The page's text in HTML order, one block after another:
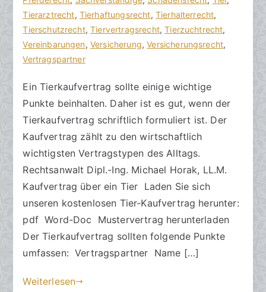
a
n
w
ä
t
e
n
t
l
i
h
t
a
m
u
l
i
2
0
4
Tierarztrecht, Tierhaftungsrecht, Tierhalterrecht,
Tierschutzrecht,Tiervertragsrecht,Tierzuchtrecht,
Vereinbarungen, Versicherung,Versicherungsrecht,
Vertragspartner
e
zu
Kaufvertrag
beim
gestalten
Ein Tierkaufvertrag sollte einige wichtige
Punkte beinhalten. Daher ist es gut, wenn der
Tierkaufvertrag schriftlich formuliert ist. Der
Kaufvertrag zählt zu den wirtschaftlich
wichtigsten Vertragstypen des Alltags.
Rechtsanwalt Dipl.-Ing. Michael Horak, LL.M.
Kaufvertrag über ein Tier Laden Sie sich
unseren kostenlosen Tier-Kaufvertrag herunter:
pdf Word-Doc Mustervertrag herunterladen
Der Tierkaufvertrag sollten folgende Punkte
umfassen: Vertragspartner Name […]
Weiterlesen